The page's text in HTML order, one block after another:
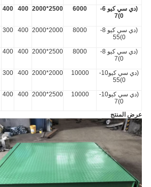
(دي سي كيو 6-
0)7
6000
2500*2000
400
400
(دي سي كيو 8-
0)55
8000
2000*2000
400
300
(دي سي كيو 8-
0)7
8000
2500*2000
400
400
(دي سي كيو10-
0)55
10000
2000*2000
400
300
(دي سي كيو10-
0)7
10000
2500*2000
400
400
عرض المنتج